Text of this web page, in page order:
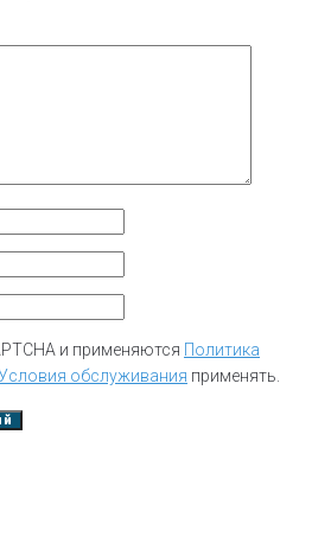
и применяются Политика
обслуживания применять.